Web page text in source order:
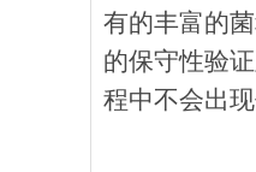
有的丰富的
的保守性验
程中不会出